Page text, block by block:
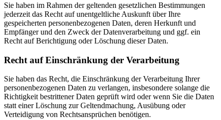
Sie haben im Rahmen der geltenden gesetzlichen Bestimmungen
jederzeit das Recht auf unentgeltliche Auskunft über Ihre
gespeicherten personenbezogenen Daten, deren Herkunft und
Empfänger und den Zweck der Datenverarbeitung und ggf. ein
Recht auf Berichtigung oder Löschung dieser Daten.
Recht auf Einschränkung der Verarbeitung
Sie haben das Recht, die Einschränkung der Verarbeitung Ihrer
personenbezogenen Daten zu verlangen, insbesondere solange die
Richtigkeit bestrittener Daten geprüft wird oder wenn Sie die Daten
statt einer Löschung zur Geltendmachung, Ausübung oder
Verteidigung von Rechtsansprüchen benötigen.